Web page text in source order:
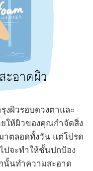
งผิวรอบดวงตาและ
ให้ผิวของคุณกำจัดสิ่ง
ตลอดทั้งวัน แต่โปรด
ปจะทำให้ชั้นปกป้อง
นั้นทำความสะอาด